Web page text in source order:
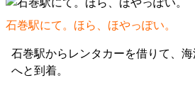
石巻駅にて。ほら、ほやっぽい。
石巻駅からレンタカーを借りて、
へと到着。